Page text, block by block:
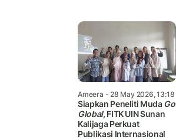
Ameera - 28 May 2026, 13:18
Siapkan Peneliti MudaGo
Global, FITK UIN Sunan
Kalijaga Perkuat
Publikasi Internasional